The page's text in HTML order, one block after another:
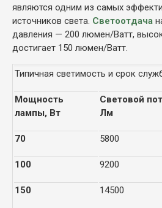
являются одним из самых
источников света. Светоотдача
давления — 200 люмен/Ватт,
достигает 150 люмен/Ватт.
Типичная светимость и срок
Мощность
лампы, Вт
Световой
Лм
70 5800
100 9200
150 14500